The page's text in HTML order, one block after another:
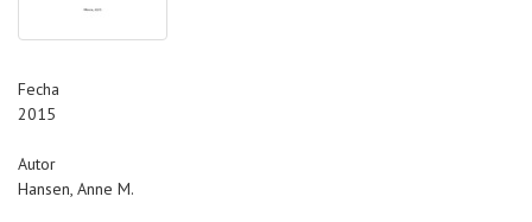
Fecha
2015
Autor
Hansen, Anne M.